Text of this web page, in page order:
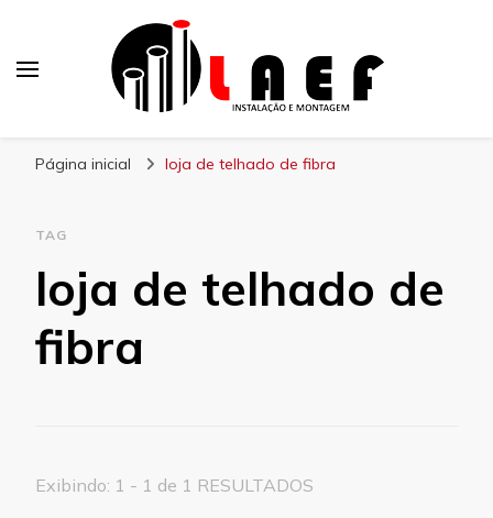
Página inicial loja de telhado de fibra
TAG
loja de telhado de
fibra
Exibindo: 1 - 1 de 1 RESULTADOS